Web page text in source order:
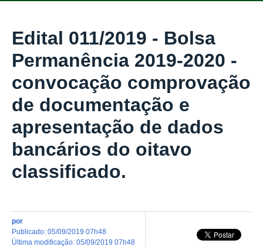
Edital 011/2019 - Bolsa
Permanência 2019-2020 -
convocação comprovação
de documentação e
apresentação de dados
bancários do oitavo
classificado.
por
publicado: 05/09/2019 07h48
última modificação: 05/09/2019 07h48